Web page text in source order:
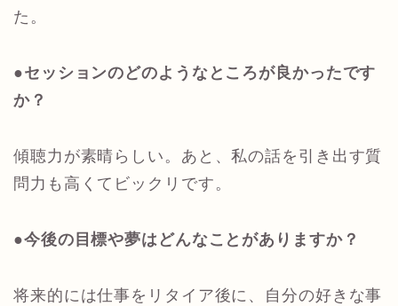
た。
●セッションのどのようなところが良かったです
か？
傾聴力が素晴らしい。あと、私の話を引き出す質
問力も高くてビックリです。
●今後の目標や夢はどんなことがありますか？
将来的には仕事をリタイア後に、自分の好きな事